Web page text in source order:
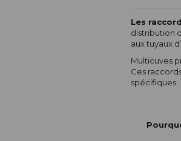
Les
distribution
aux tuyaux
Multicuves
Ces
spécifiques.